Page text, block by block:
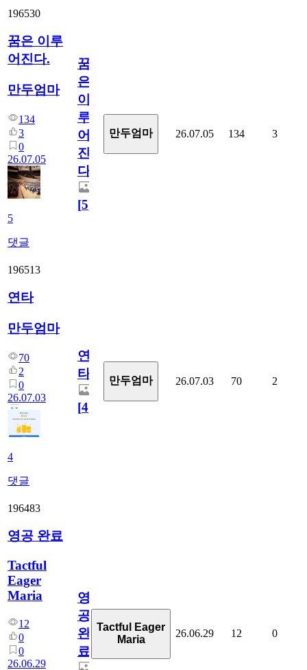
196530
꿈은 이루
어진다.
만두엄마
134
3
0
26.07.05
5
댓글
꿈
은
이
루
어
진
다.
[5]
만두엄마 26.07.05 134 3
196513
연타
만두엄마
70
2
0
26.07.03
4
댓글
연
타
[4]
만두엄마 26.07.03 70 2
196483
영공 완료
Tactful
Eager
Maria
12
0
0
26.06.29
영
공
완
료
Tactful Eager
Maria
26.06.29 12 0